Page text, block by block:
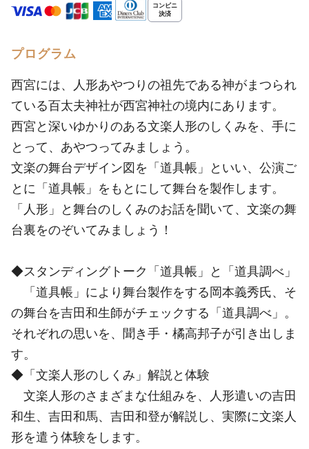
プログラム
西宮には、人形あやつりの祖先である神がまつられ
ている百太夫神社が西宮神社の境内にあります。
西宮と深いゆかりのある文楽人形のしくみを、手に
とって、あやつってみましょう。
文楽の舞台デザイン図を「道具帳」といい、公演ご
とに「道具帳」をもとにして舞台を製作します。
「人形」と舞台のしくみのお話を聞いて、文楽の舞
台裏をのぞいてみましょう！
◆スタンディングトーク「道具帳」と「道具調べ」
「道具帳」により舞台製作をする岡本義秀氏、そ
の舞台を吉田和生師がチェックする「道具調べ」。
それぞれの思いを、聞き手・橘高邦子が引き出しま
す。
◆「文楽人形のしくみ」解説と体験
文楽人形のさまざまな仕組みを、人形遣いの吉田
和生、吉田和馬、吉田和登が解説し、実際に文楽人
形を遣う体験をします。